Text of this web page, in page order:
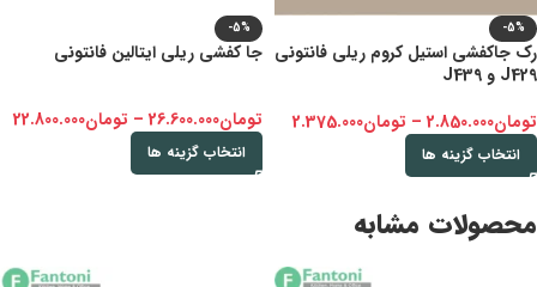
-5%
رک جاکفشی استیل کروم ریلی فانتونی
J429 و J439
تومان2.850.000
– تومان2.375.000
انتخاب گزینه ها
-5%
جا کفشی ریلی ایتالین فانتونی
تومان26.600.000
– تومان22.800.000
انتخاب گزینه ها
محصولات مشابه